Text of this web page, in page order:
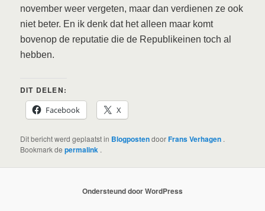
november weer vergeten, maar dan verdienen ze ook
niet beter. En ik denk dat het alleen maar komt
bovenop de reputatie die de Republikeinen toch al
hebben.
DIT DELEN:
Facebook
X
Dit bericht werd geplaatst in BlogpostendoorFrans Verhagen .
Bookmark depermalink .
Ondersteund door WordPress